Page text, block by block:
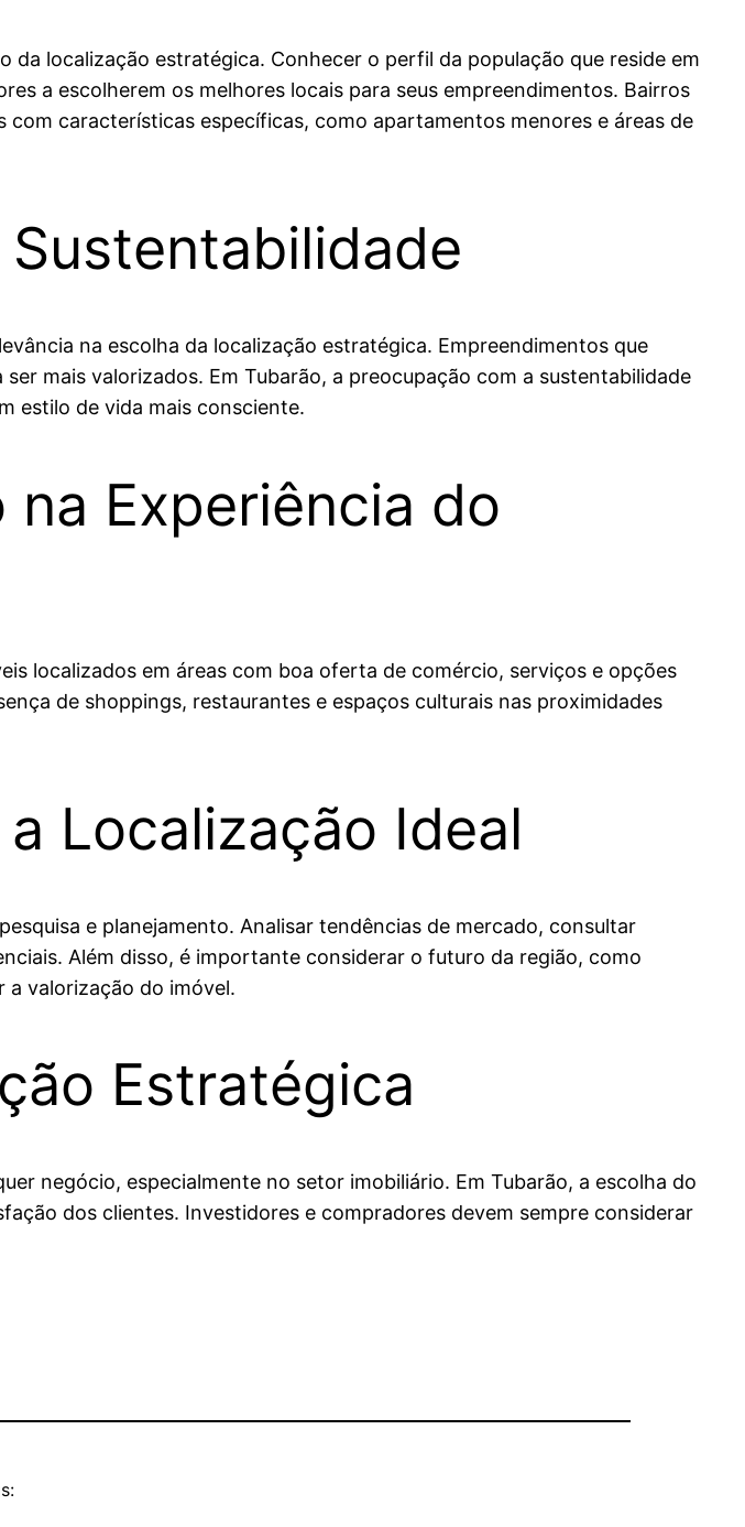
localização estratégica. Conhecer o perfil da população que reside em
a escolherem os melhores locais para seus empreendimentos. Bairros
características específicas, como apartamentos menores e áreas de
na escolha da localização estratégica. Empreendimentos que
mais valorizados. Em Tubarão, a preocupação com a sustentabilidade
estilo de vida mais consciente.
Experiência do
localizados em áreas com boa oferta de comércio, serviços e opções
de shoppings, restaurantes e espaços culturais nas proximidades
Localização Ideal
e planejamento. Analisar tendências de mercado, consultar
Além disso, é importante considerar o futuro da região, como
valorização do imóvel.
Estratégica
negócio, especialmente no setor imobiliário. Em Tubarão, a escolha do
dos clientes. Investidores e compradores devem sempre considerar